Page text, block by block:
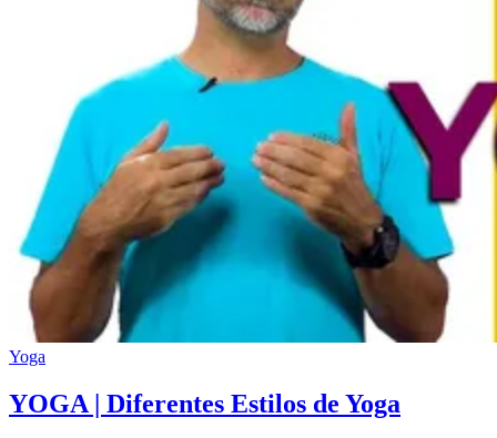
Yoga
YOGA | Diferentes Estilos de Yoga